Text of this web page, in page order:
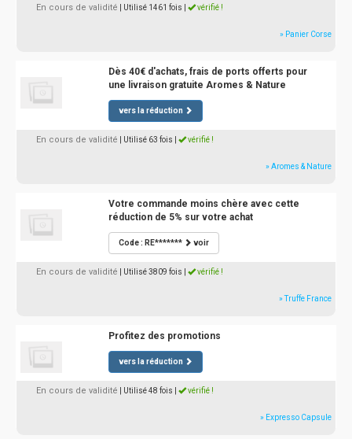
En cours de validité | Utilisé 1461 fois vérifié !
» Panier Corse
Dès 40€ d'achats, frais de ports offerts pour
une livraison gratuite Aromes & Nature
vers la réduction
En cours de validité | Utilisé 63 fois vérifié !
» Aromes & Nature
Votre commande moins chère avec cette
réduction de 5% sur votre achat
Code : RE******* voir
En cours de validité | Utilisé 3809 fois vérifié !
» Truffe France
Profitez des promotions
vers la réduction
En cours de validité | Utilisé 48 fois vérifié !
» Expresso Capsule